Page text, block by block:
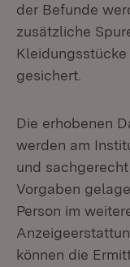
der Befunde
zusätzliche
Kleidungsstücke
gesichert.
Die erhobenen
werden am
und
Vorgaben
Person im
können die